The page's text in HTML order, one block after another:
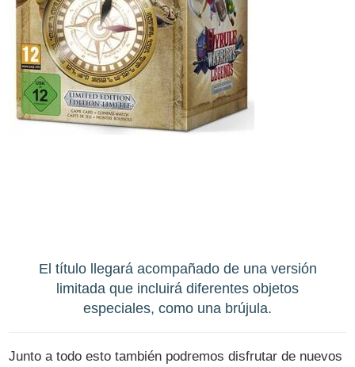
El título llegará acompañado de una versión
limitada que incluirá diferentes objetos
especiales, como una brújula.
Junto a todo esto también podremos disfrutar de nuevos